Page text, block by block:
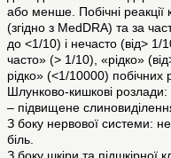
або менше. Побічні реакції
(згідно з MedDRA) та за
до <1/10) і нечасто (від>
часто» (> 1/10), «рідко»
рідко» (<1/10000) побічних
Шлунково-кишкові розлади:
– підвищене
З боку нервової системи:
біль.